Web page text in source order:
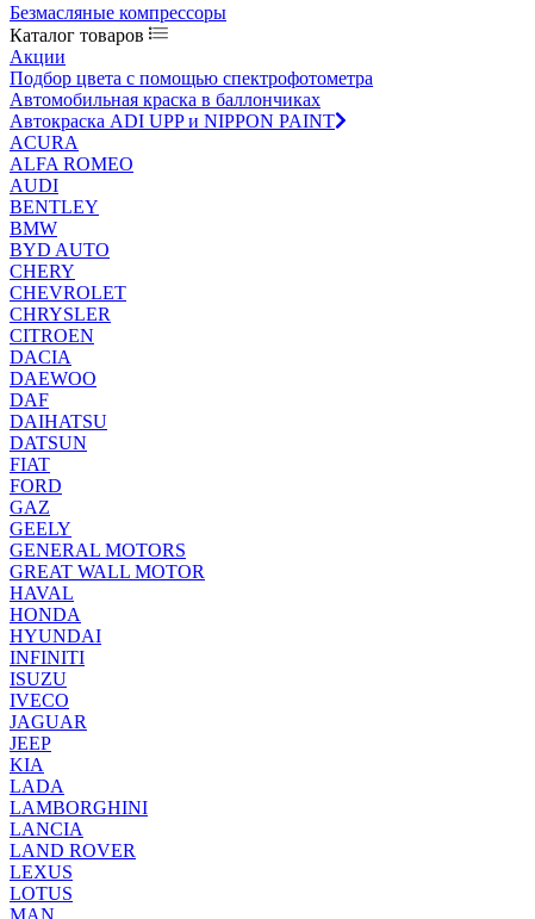
Безмасляные компрессоры
Каталог товаров
Акции
Подбор цвета с помощью спектрофотометра
Автомобильная краска в баллончиках
Автокраска ADI UPP и NIPPON PAINT
ACURA
ALFA ROMEO
AUDI
BENTLEY
BMW
BYD AUTO
CHERY
CHEVROLET
CHRYSLER
CITROEN
DACIA
DAEWOO
DAF
DAIHATSU
DATSUN
FIAT
FORD
GAZ
GEELY
GENERAL MOTORS
GREAT WALL MOTOR
HAVAL
HONDA
HYUNDAI
INFINITI
ISUZU
IVECO
JAGUAR
JEEP
KIA
LADA
LAMBORGHINI
LANCIA
LAND ROVER
LEXUS
LOTUS
MAN